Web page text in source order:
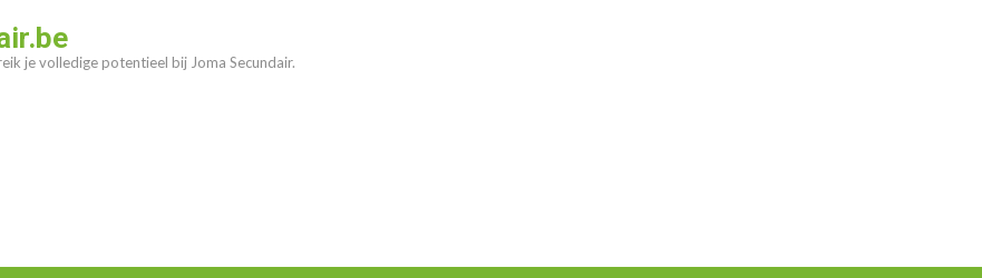
je volledige potentieel bij Joma Secundair.